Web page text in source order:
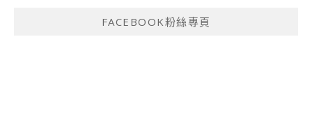
FACEBOOK粉絲專頁